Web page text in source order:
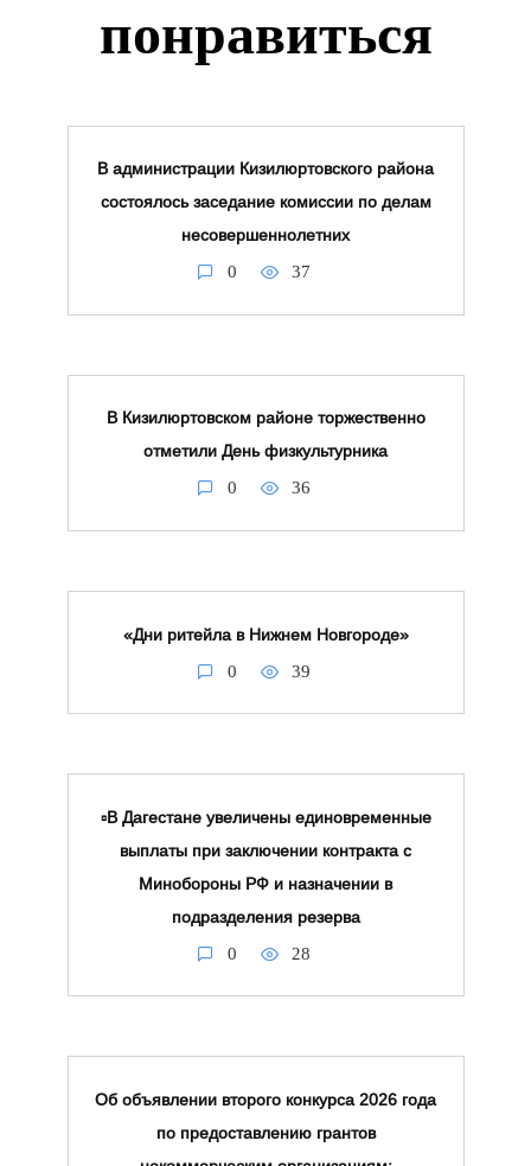
понравиться
В администрации Кизилюртовского района
состоялось заседание комиссии по делам
несовершеннолетних
0 37
В Кизилюртовском районе торжественно
отметили День физкультурника
0 36
«Дни ритейла в Нижнем Новгороде»
0 39
▫️В Дагестане увеличены единовременные
выплаты при заключении контракта с
Минобороны РФ и назначении в
подразделения резерва
0 28
Об объявлении второго конкурса 2026 года
по предоставлению грантов